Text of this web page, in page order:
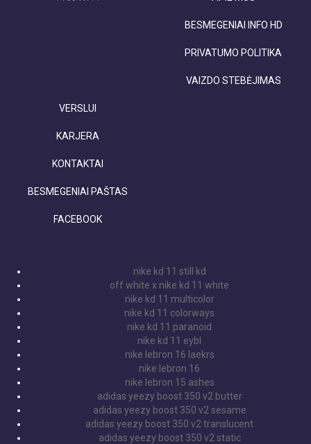
BESMEGENIAI INFO HD
PRIVATUMO POLITIKA
VAIZDO STEBĖJIMAS
VERSLUI
KARJERA
KONTAKTAI
BESMEGENIAI PAŠTAS
FACEBOOK
nike kd 11 still kd
off white x nike kd 11 white
nike kd 11 multicolor
nike kd 11 colorways
nike kd 11 paranoid
nike kd 11 eybl
nike lebron 16 laekrs
nike lebron 16
nike lebron 15 ashes
adidas yeezy boost 350 v2 butter
adidas yeezy boost 350 v2 sesame
adidas yeezy boost 350 v2 translucent
adidas yeezy boost 350 v2 static